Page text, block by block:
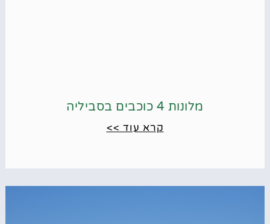
מלונות 4 כוכבים בסביליה
קרא עוד >>